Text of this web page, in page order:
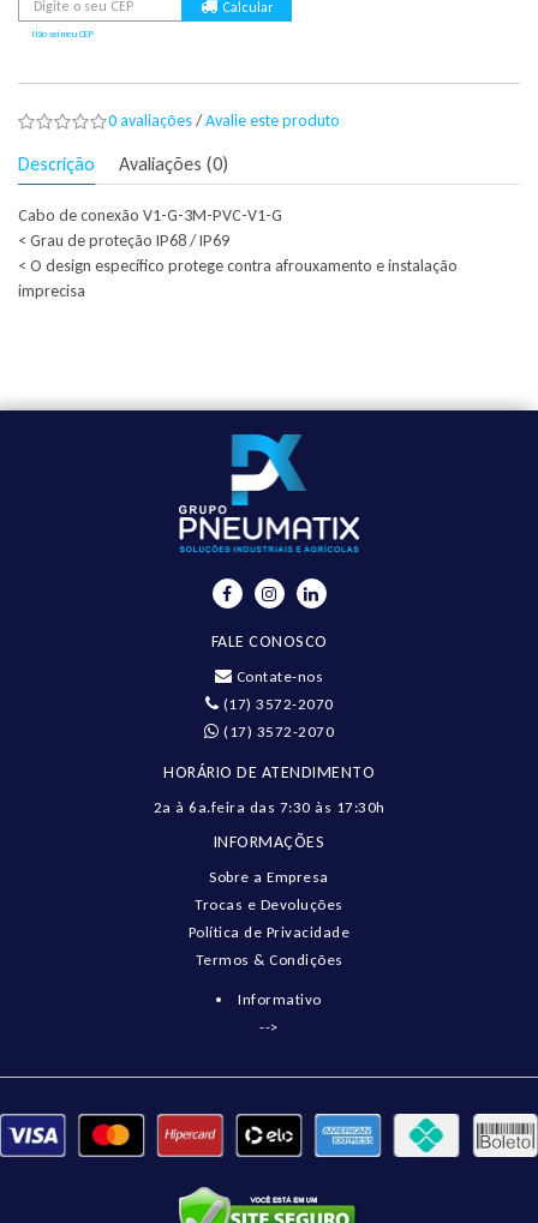
Não sei meu CEP
0 avaliações/Avalie este produto
Descrição Avaliações (0)
Cabo de conexão V1-G-3M-PVC-V1-G
< Grau de proteção IP68 / IP69
< O design específico protege contra afrouxamento e instalação
imprecisa
FALE CONOSCO
Contate-nos
(17) 3572-2070
(17) 3572-2070
HORÁRIO DE ATENDIMENTO
2a à 6a.feira das 7:30 às 17:30h
INFORMAÇÕES
Sobre a Empresa
Trocas e Devoluções
Política de Privacidade
Termos & Condições
Informativo
-->